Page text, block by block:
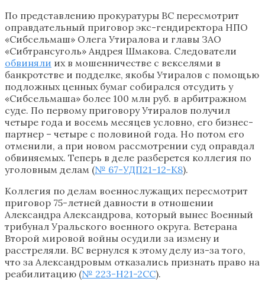
По представлению прокуратуры ВС пересмотрит
оправдательный приговор экс-гендиректора НПО
«Сибсельмаш» Олега Утиралова и главы ЗАО
«Сибтрансуголь» Андрея Шмакова. Следователи
обвиняли их в мошенничестве с векселями в
банкротстве и подделке, якобы Утиралов с помощью
подложных ценных бумаг собирался отсудить у
«Сибсельмаша» более 100 млн руб. в арбитражном
суде. По первому приговору Утиралов получил
четыре года и восемь месяцев условно, его бизнес-
партнер – четыре с половиной года. Но потом его
отменили, а при новом рассмотрении суд оправдал
обвиняемых. Теперь в деле разберется коллегия по
уголовным делам (№ 67-УДП21-12-К8).
Коллегия по делам военнослужащих пересмотрит
приговор 75-летней давности в отношении
Александра Александрова, который вынес Военный
трибунал Уральского военного округа. Ветерана
Второй мировой войны осудили за измену и
расстреляли. ВС вернулся к этому делу из-за того,
что за Александровым отказались признать право на
реабилитацию (№ 223-Н21-2СС).